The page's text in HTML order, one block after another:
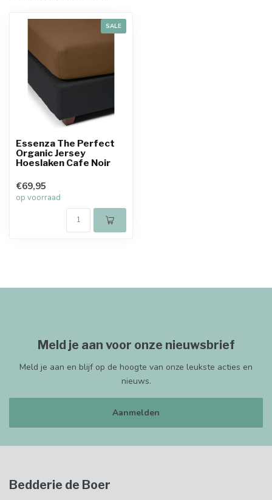
SALE
Essenza The Perfect
Organic Jersey
Hoeslaken Cafe Noir
€69,95
op voorraad
Meld je aan voor onze nieuwsbrief
Meld je aan en blijf op de hoogte van onze leukste acties en
nieuws.
Aanmelden
Bedderie de Boer